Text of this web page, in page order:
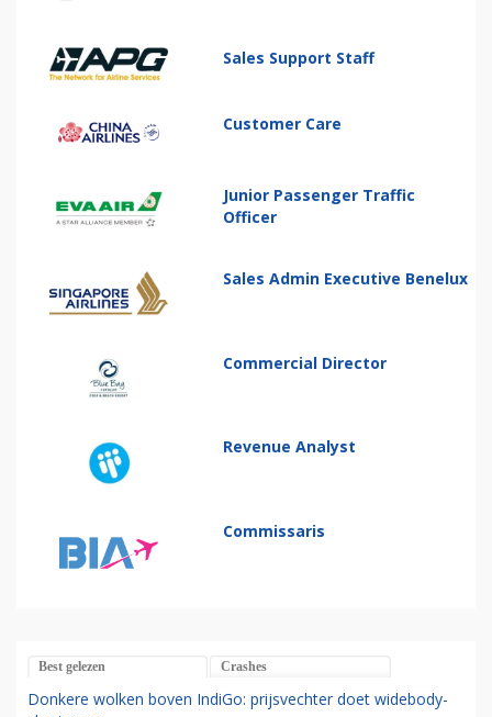
Sales Support Staff
Customer Care
Junior Passenger Traffic
Officer
Sales Admin Executive Benelux
Commercial Director
Revenue Analyst
Commissaris
Best gelezen Crashes
Donkere wolken boven IndiGo: prijsvechter doet widebody-